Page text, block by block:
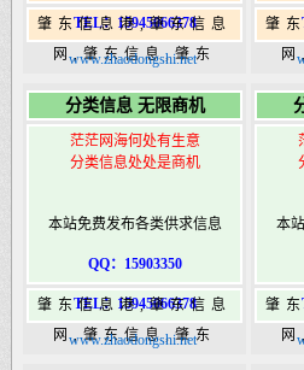
TEL：15945066378
肇东信息港,肇东信息
网,肇东信息,肇东
港
www.zhaodongshi.net
肇
港
分类信息 无限商机
茫茫网海何处有生意
分类信息处处是商机
本站免费发布各类供求信息
QQ：15903350
TEL：15945066378
肇东信息港,肇东信息
网,肇东信息,肇东
www.zhaodongshi.net
本
肇